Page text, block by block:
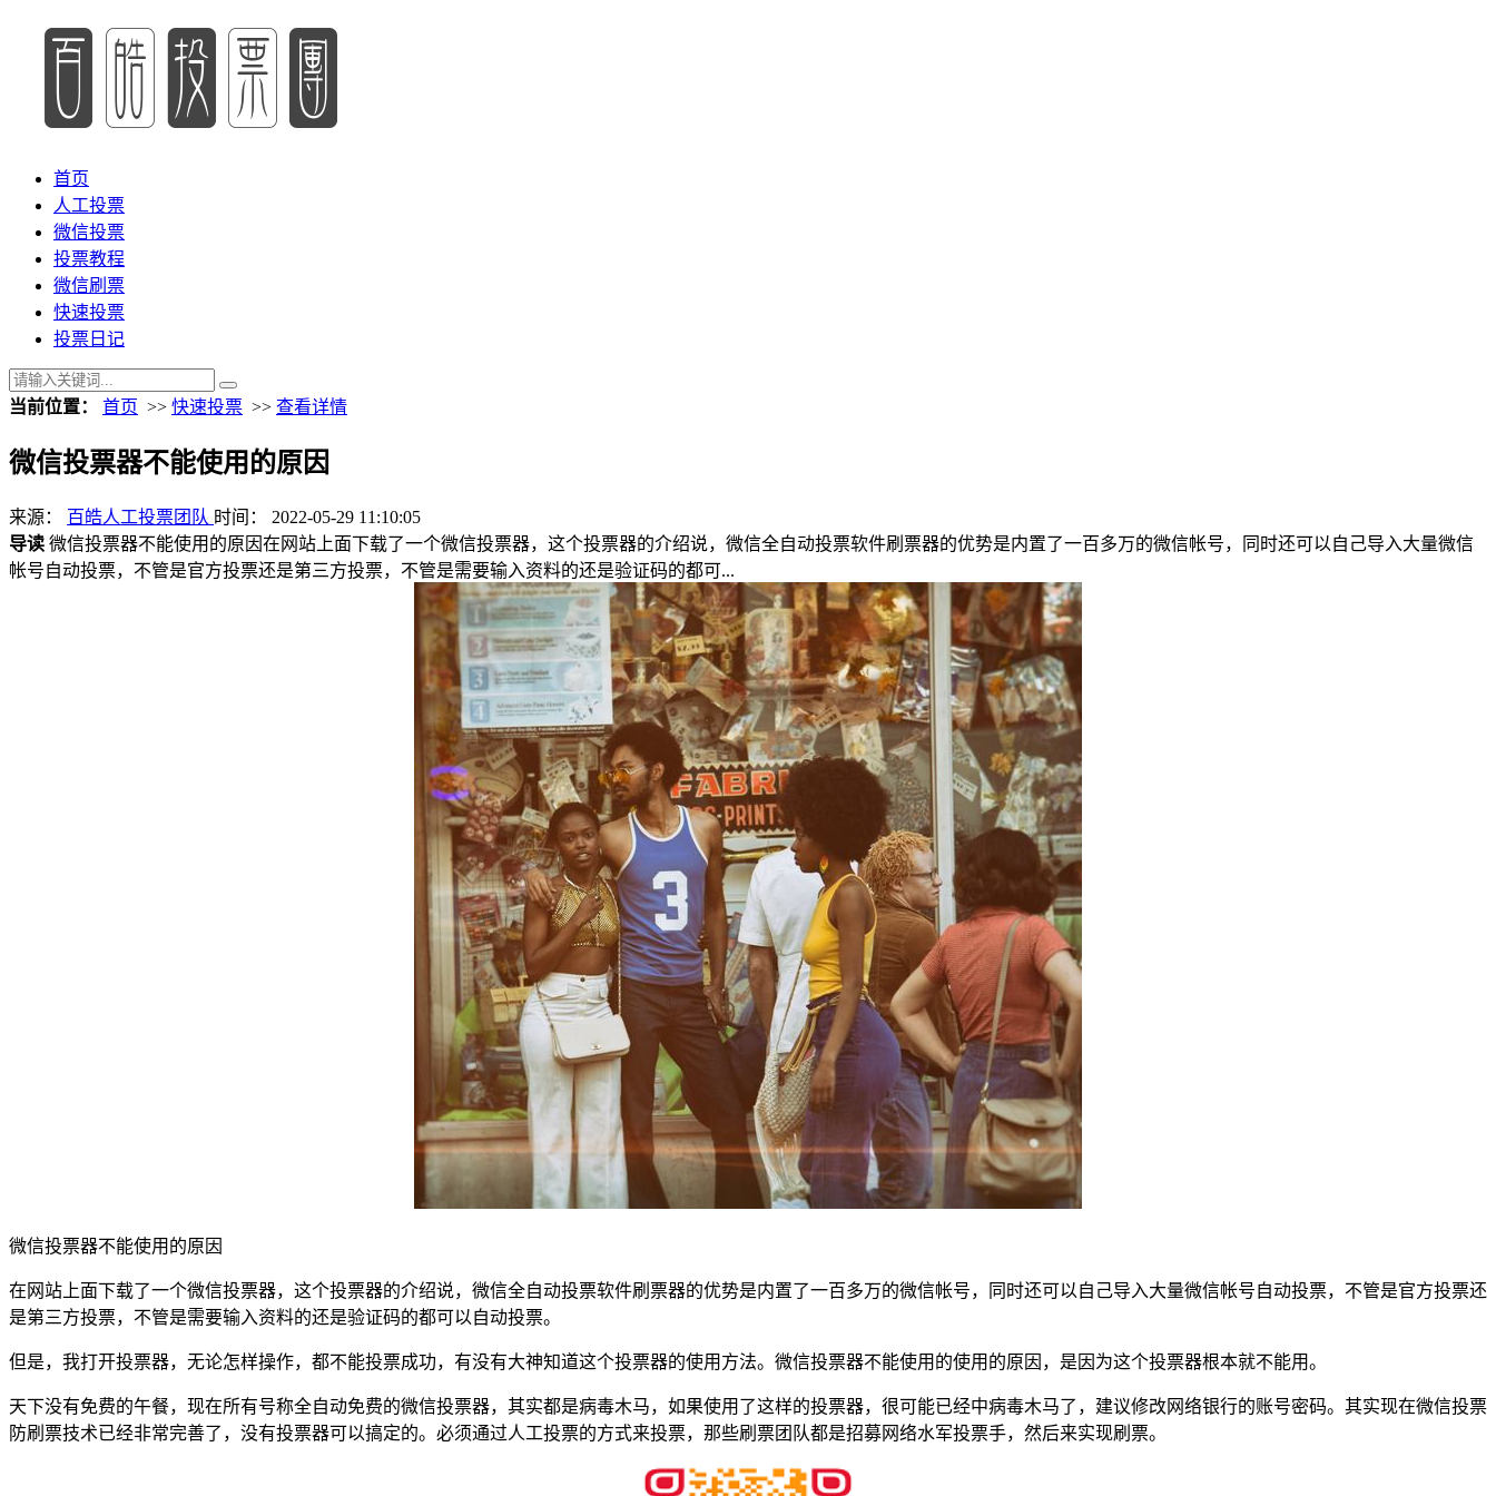
首页
人工投票
微信投票
投票教程
微信刷票
快速投票
投票日记
当前位置： 首页 >> 快速投票 >> 查看详情
微信投票器不能使用的原因
来源： 百皓人工投票团队 时间： 2022-05-29 11:10:05
导读 微信投票器不能使用的原因在网站上面下载了一个微信投票器，这个投票器的介绍说，微信全自动投票软件刷票器的优势是内置了一百多万的微信帐号，同时还可以自己导入大量微信
帐号自动投票，不管是官方投票还是第三方投票，不管是需要输入资料的还是验证码的都可...
微信投票器不能使用的原因
在网站上面下载了一个微信投票器，这个投票器的介绍说，微信全自动投票软件刷票器的优势是内置了一百多万的微信帐号，同时还可以自己导入大量微信帐号自动投票，不管是官方投票还
是第三方投票，不管是需要输入资料的还是验证码的都可以自动投票。
但是，我打开投票器，无论怎样操作，都不能投票成功，有没有大神知道这个投票器的使用方法。微信投票器不能使用的使用的原因，是因为这个投票器根本就不能用。
天下没有免费的午餐，现在所有号称全自动免费的微信投票器，其实都是病毒木马，如果使用了这样的投票器，很可能已经中病毒木马了，建议修改网络银行的账号密码。其实现在微信投票
防刷票技术已经非常完善了，没有投票器可以搞定的。必须通过人工投票的方式来投票，那些刷票团队都是招募网络水军投票手，然后来实现刷票。